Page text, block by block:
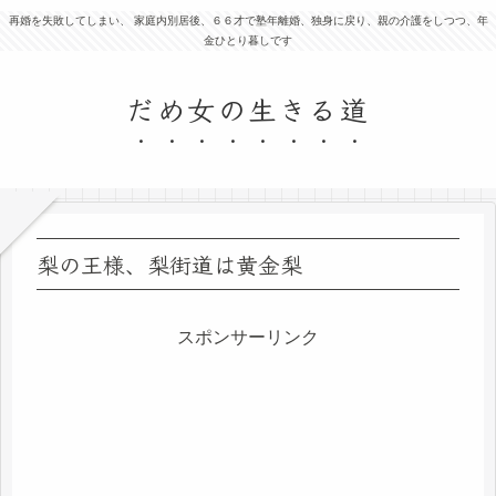
再婚を失敗してしまい、 家庭内別居後、６６才で塾年離婚、独身に戻り、親の介護をしつつ、年
金ひとり暮しです
だめ女の生きる道
梨の王様、梨街道は黄金梨
スポンサーリンク